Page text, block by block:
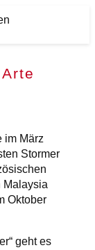
im März
Stormer
Malaysia
Oktober
geht es